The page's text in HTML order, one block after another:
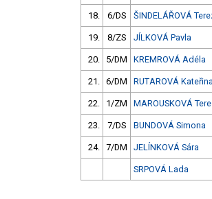
18. 6/DS ŠINDELÁŘOVÁ
19. 8/ZS JÍLKOVÁ Pavla
20. 5/DM KREMROVÁ Adéla
21. 6/DM RUTAROVÁ
22. 1/ZM MAROUSKOVÁ
23. 7/DS BUNDOVÁ Simona
24. 7/DM JELÍNKOVÁ Sára
SRPOVÁ Lada